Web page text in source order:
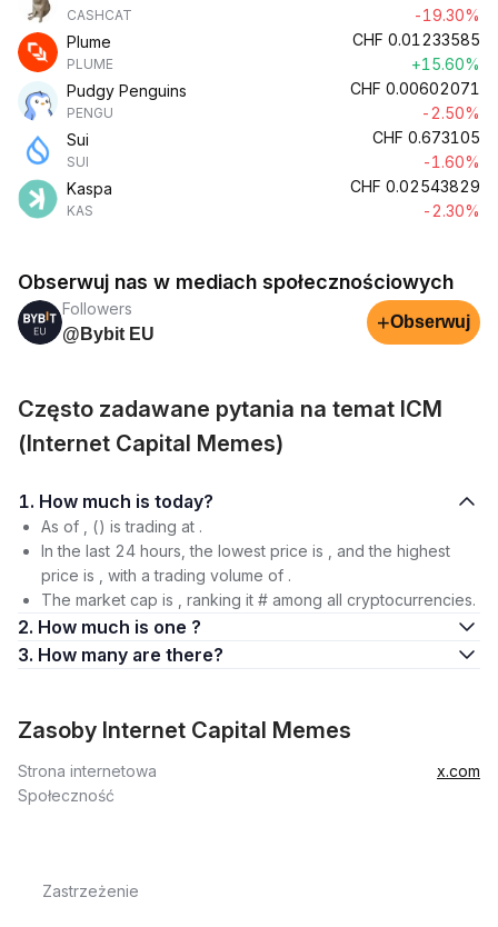
CASHCAT
-19.30%
Plume
PLUME
CHF 0.01233585
+15.60%
Pudgy Penguins
PENGU
CHF 0.00602071
-2.50%
Sui
SUI
CHF 0.673105
-1.60%
Kaspa
KAS
CHF 0.02543829
-2.30%
Obserwuj nas w mediach społecznościowych
Followers
@Bybit EU
+Obserwuj
Często zadawane pytania na temat ICM
(Internet Capital Memes)
1. How much is today?
As of , () is trading at .
In the last 24 hours, the lowest price is , and the highest
price is , with a trading volume of .
The market cap is , ranking it # among all cryptocurrencies.
2. How much is one ?
3. How many are there?
Zasoby Internet Capital Memes
Strona internetowa
x.com
Społeczność
Zastrzeżenie